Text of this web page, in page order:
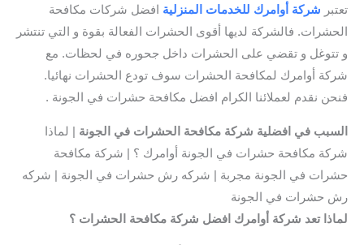
تعتبر شركة أوامرك للخدمات المنزلية افضل شركات مكافحة
الحشرات. فالشركة لديها أقوى الحشرات الفعالة بقوة و التي تنتشر
و تتوغل و تقضي على الحشرات داخل جحوره في لحظات. مع
شركة أوامرك لمكافحة الحشرات سوف تودع الحشرات نهائيا.
فنحن نقدم لعملائنا الكرام افضل مكافحة حشرات في الجونة .
السبب في افضلية شركة مكافحة الحشرات في الجونة | لماذا
شركة مكافحة حشرات في الجونة أوامرك ؟ | شركة مكافحة
حشرات في الجونة مجربة | شركه رش حشرات في الجونة | شركه
رش حشرات في الجونة
لماذا تعد شركة أوامرك افضل شركة مكافحة الحشرات ؟